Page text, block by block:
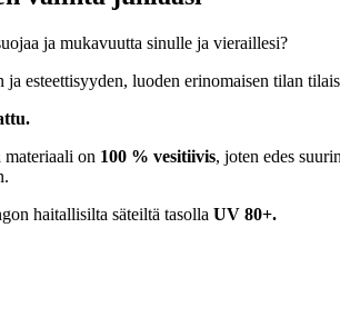
ja mukavuutta sinulle ja vieraillesi?
esteettisyyden, luoden erinomaisen tilan
on 100 % vesitiivis, joten edes
haitallisilta säteiltä tasolla UV 80+.